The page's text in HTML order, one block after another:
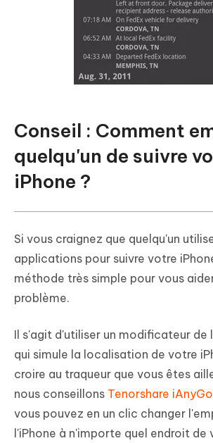
Conseil : Comment
quelqu'un de suivre
iPhone ?
Si vous craignez que quelqu'un
applications pour suivre votre
méthode très simple pour vous
problème.
Il s'agit d'utiliser un modificateur de
qui simule la localisation de votre
croire au traqueur que vous êtes
nous conseillons Tenorshare iAnyGo
vous pouvez en un clic changer
l'iPhone à n'importe quel endroit